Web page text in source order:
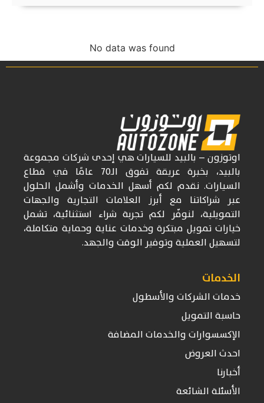
No data was found
اوتوزون– بالبيد للسياراتهي إحدى شركات مجموعة
بالبيد، بخبرة عريقة تفوق الـ70
عامًا في قطاع
السيارات. نقدم لكم أسهل الخدمات وأشمل الحلول
عبر شراكاتنا مع أبرز العلامات التجارية والجهات
التمويلية، لنوفّر لكم تجربة شراء استثنائية، تشمل
خيارات تمويل مبتكرة وخدمات عناية وحماية متكاملة،
لتسهيل العملية وتوفير الوقت والجهد.
الخدمات
خدمات الشركات والأسطول
حاسبة التمويل
الإكسسوارات والخدمات المضافة
احدث العروض
أخبارنا
الأسئلة الشائعة